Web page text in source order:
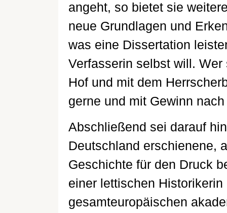
angeht, so bietet sie
neue Grundlagen und
was eine Dissertation
Verfasserin selbst will.
Hof und mit dem
gerne und mit Gewinn
Abschließend sei darauf
Deutschland erschienene,
Geschichte für den Druck
einer lettischen
gesamteuropäischen